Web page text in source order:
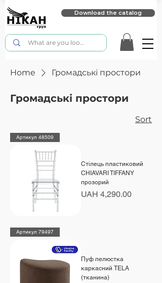
Download the catalog
Home Громадські простори
Громадські простори
Sort
Артикул 48509
Стілець пластиковий
CHIAVARI TIFFANY
прозорий
Price
UAH 4,290.00
Артикул 79497
Пуф пелюстка
каркасний TELA
(тканина)